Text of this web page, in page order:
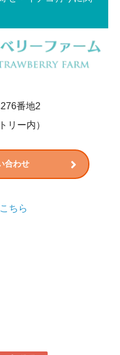
番地2
リー内）
合わせ
ちら